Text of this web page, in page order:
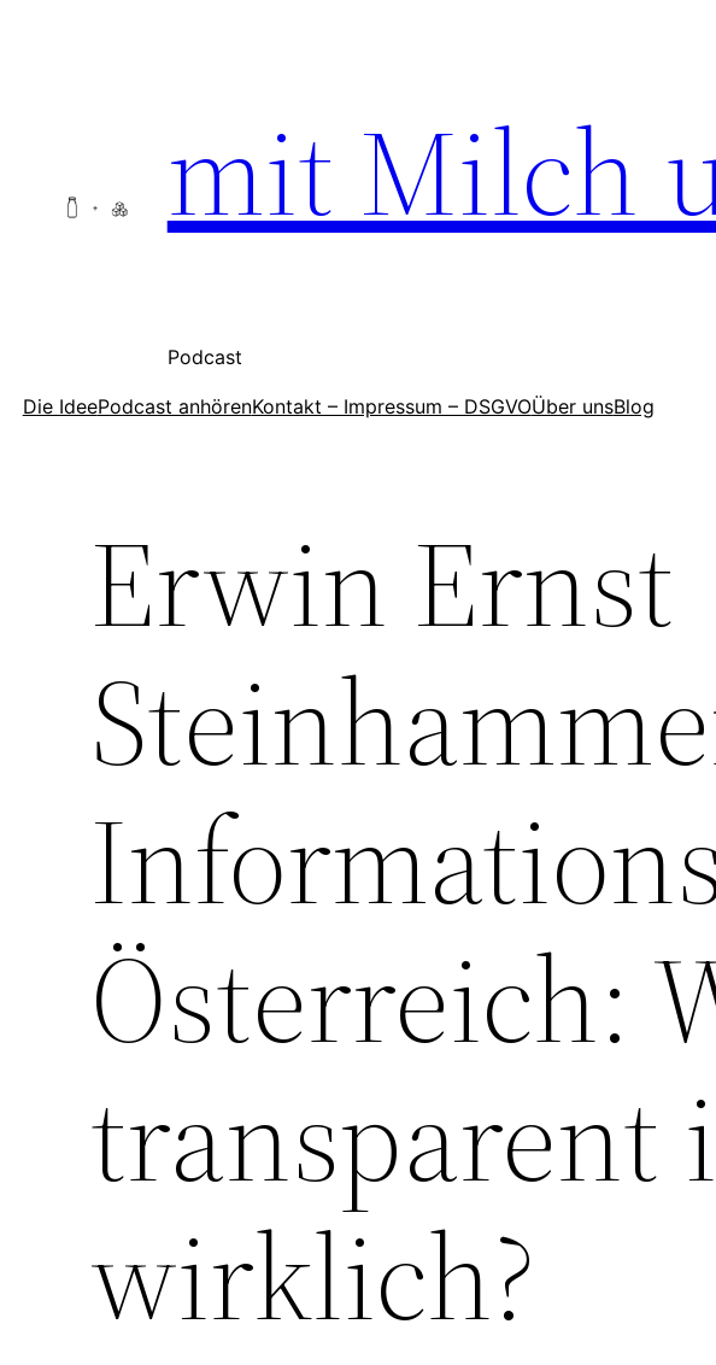
mit Milch
Podcast
Die IdeePodcast anhörenKontakt – Impressum – DSGVOÜber unsBlog
Erwin Ernst
Österreich:
transparent
wirklich?